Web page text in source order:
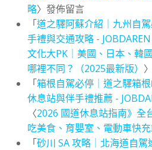
略〉發佈留言
「道之驛阿蘇介紹｜九州自
手禮與交通攻略 -
文化大PK｜美國、日本、韓
哪裡不同？（2025最新版）
「箱根自駕必停｜道之驛箱
休息站與伴手禮推薦 -
〈2026 國道休息站指南》全
吃美食、育嬰室、電動車快
「砂川 SA 攻略｜北海道自